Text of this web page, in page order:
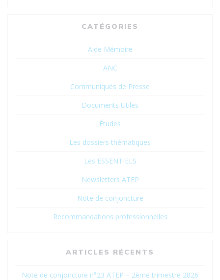
CATÉGORIES
Aide Mémoire
ANC
Communiqués de Presse
Documents Utiles
Études
Les dossiers thématiques
Les ESSENTIELS
Newsletters ATEP
Note de conjoncture
Recommandations professionnelles
ARTICLES RÉCENTS
Note de conjoncture n°23 ATEP – 2ème trimestre 2026